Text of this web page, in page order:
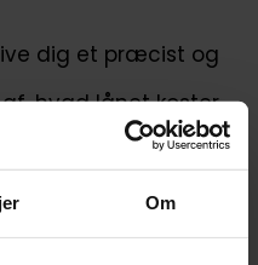
Om
dig et præcist og
hvad lånet koster
valg og
lånetilbud på en